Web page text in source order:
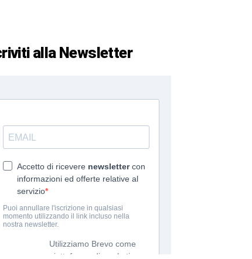
alla Newsletter